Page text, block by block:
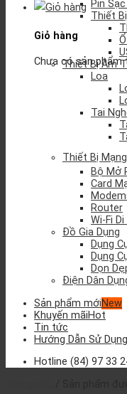
Giỏ hàng
Chưa có sản phẩm
Pin
Thiết
Thiết Bị Âm
Loa
Tai
Thiết Bị Mạng
Bộ Mở
Card
Router
Wi-Fi
Đồ Gia Dụng
Dụng
Dụng
Dọn
Điện Dân
Sản phẩm mới
Khuyến mãi
Tin tức
Hướng Dẫn Sử Dụng
Hotline (84) 97 33